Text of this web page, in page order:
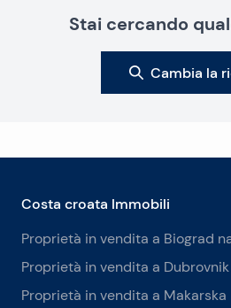
Stai cercando
Cambia la
Costa croata Immobili
Proprietà in vendita a Biograd
Proprietà in vendita a Dubrovnik
Proprietà in vendita a Makarska